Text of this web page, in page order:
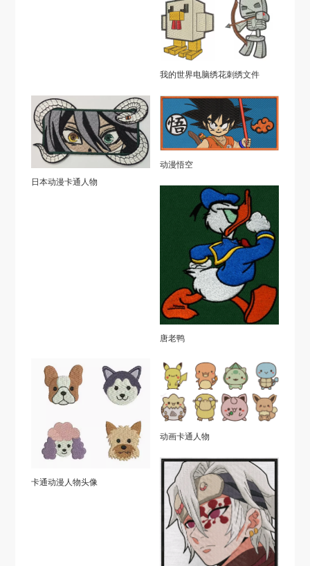
我的世界电脑绣花刺绣文件
日本动漫卡通人物
动漫悟空
唐老鸭
卡通动漫人物头像
动画卡通人物